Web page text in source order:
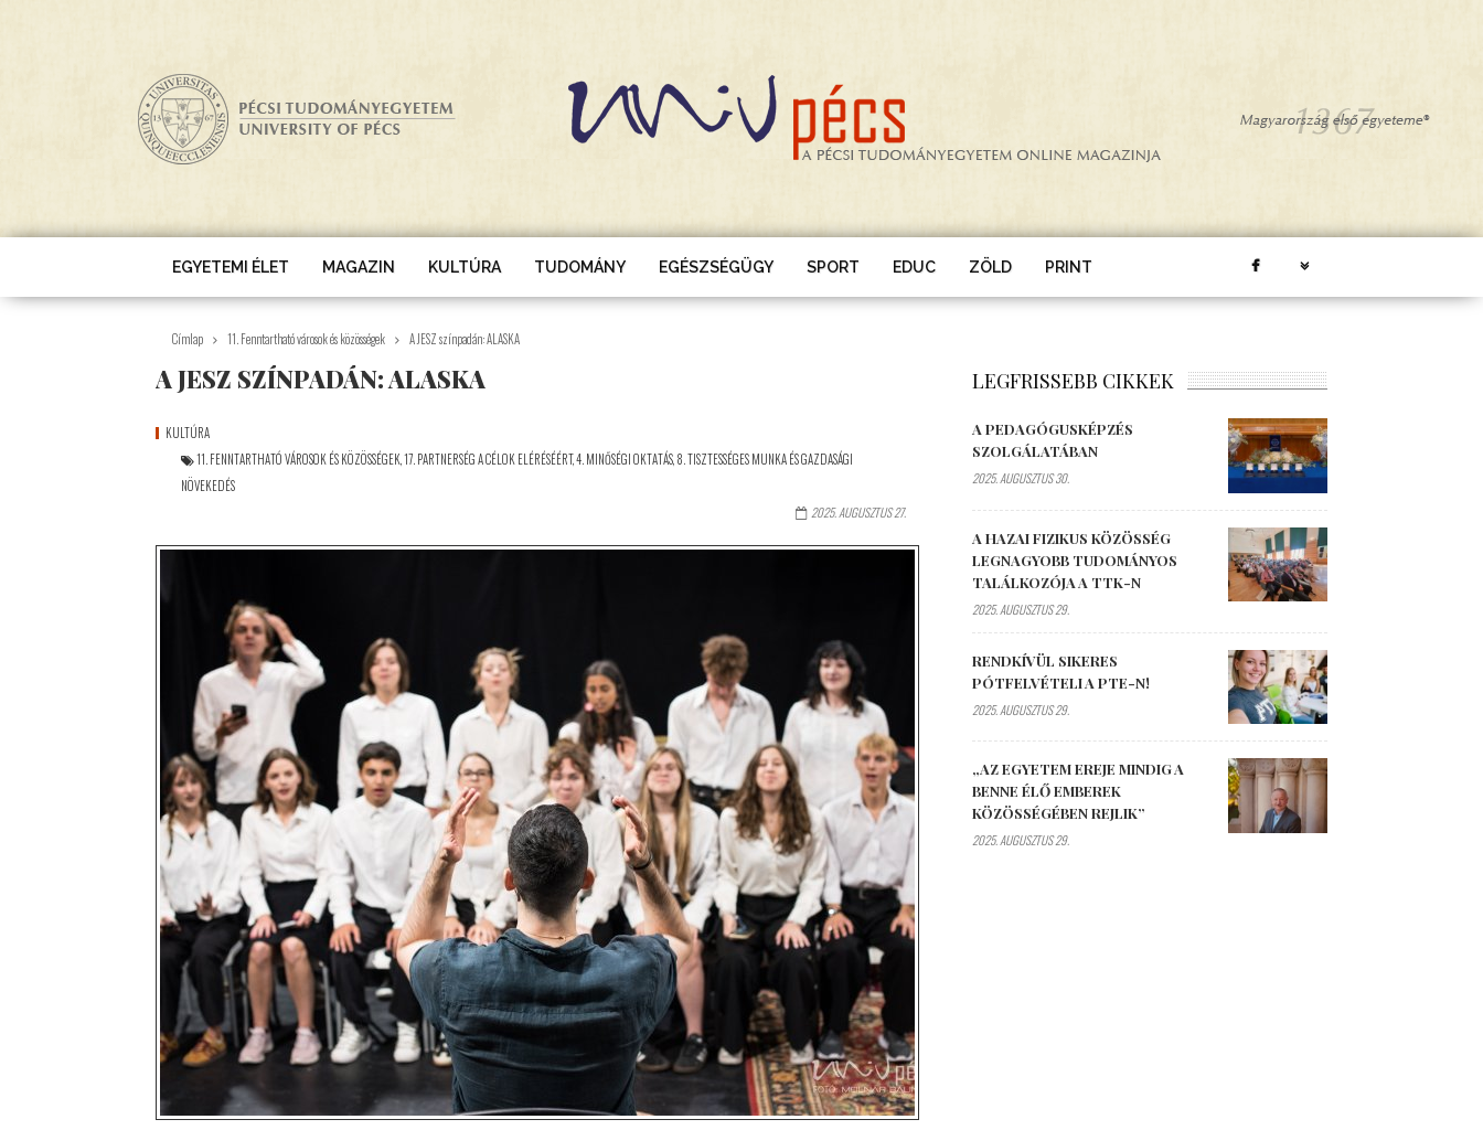
EGYETEMI ÉLET MAGAZIN KULTÚRA TUDOMÁNY EGÉSZSÉGÜGY SPORT EDUC ZÖLD PRINT
Címlap 11. Fenntartható városok és közösségek A JESZ színpadán: ALASKA
A JESZ SZÍNPADÁN: ALASKA
KULTÚRA
11. FENNTARTHATÓ VÁROSOK ÉS KÖZÖSSÉGEK,17. PARTNERSÉG A CÉLOK ELÉRÉSÉÉRT,4. MINŐSÉGI OKTATÁS,8. TISZTESSÉGES MUNKA ÉS GAZDASÁGI
NÖVEKEDÉS
2025. AUGUSZTUS 27.
LEGFRISSEBB CIKKEK
A PEDAGÓGUSKÉPZÉS
SZOLGÁLATÁBAN
2025. AUGUSZTUS 30.
A HAZAI FIZIKUS KÖZÖSSÉG
LEGNAGYOBB TUDOMÁNYOS
TALÁLKOZÓJA A TTK-N
2025. AUGUSZTUS 29.
RENDKÍVÜL SIKERES
PÓTFELVÉTELI A PTE-N!
2025. AUGUSZTUS 29.
„AZ EGYETEM EREJE MINDIG A
BENNE ÉLŐ EMBEREK
KÖZÖSSÉGÉBEN REJLIK”
2025. AUGUSZTUS 29.